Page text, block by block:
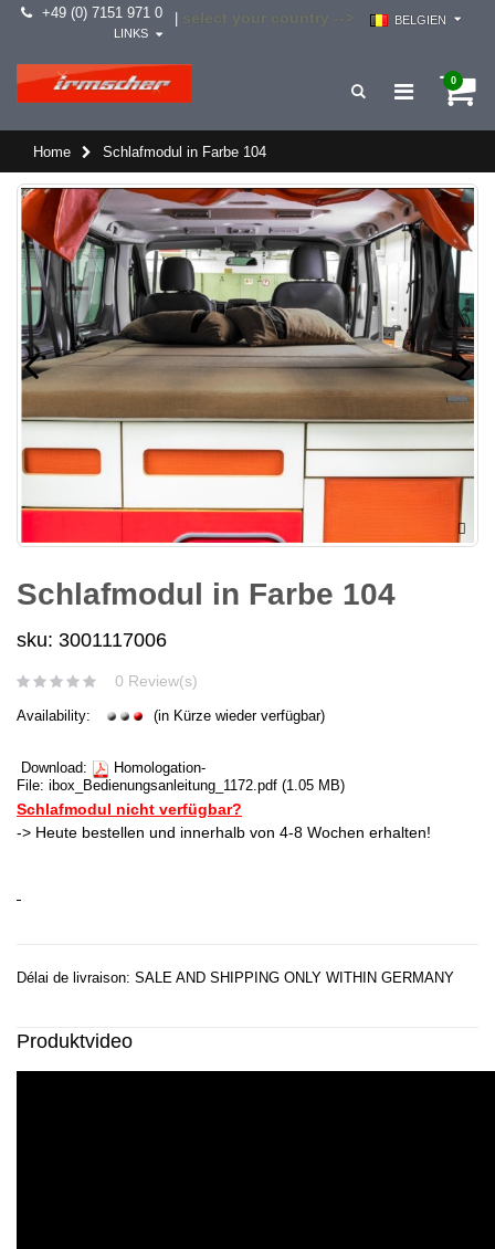
+49 (0) 7151 971 0
BELGIEN
LINKS
0
Home Schlafmodul in Farbe 104
Schlafmodul in Farbe 104
sku: 3001117006
0 Review(s)
Availability: (in Kürze wieder verfügbar)
Download:
Homologation-
File: ibox_Bedienungsanleitung_1172.pdf (1.05 MB)
Schlafmodul nicht verfügbar?
-> Heute bestellen und innerhalb von 4-8 Wochen erhalten!
Délai de livraison: SALE AND SHIPPING ONLY WITHIN GERMANY
Produktvideo